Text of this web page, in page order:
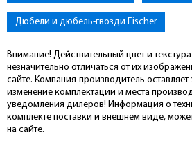
Дюбели и дюбель-гвозди Fischer
Внимание! Действительный цвет и
незначительно отличаться от их
сайте. Компания-производитель
изменение комплектации и места
уведомления дилеров! Информация о
комплекте поставки и внешнем виде,
на сайте.